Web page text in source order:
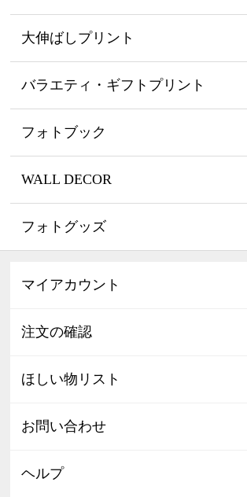
大伸ばしプリント
バラエティ・ギフトプリント
フォトブック
WALL DECOR
フォトグッズ
マイアカウント
注文の確認
ほしい物リスト
お問い合わせ
ヘルプ